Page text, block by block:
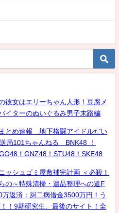
女はエリーちゃん人形！豆腐メ
イターのぬいぐるみ男子末路編
とめ速報 地下格闘アイドルだい
局101ちゃんねる BNK48 ！
！GNZ48！STU48！SKE48
ッシュゴミ屋敷補完計画 ＜必殺！
の～特殊清掃・遺品整理への道F
返済：厨二病借金3500万円！う
！9期研究生、最後のサイト！全